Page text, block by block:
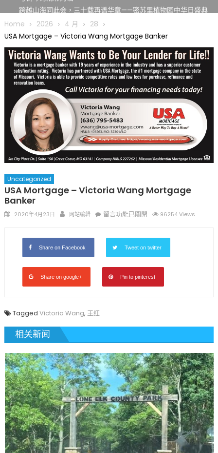
跨越山海同此会，三十载再谱华章——密苏里植物园中华日盛典
圆满举行
圣路易龙舟俱乐部5月16日龙舟体验日 邀请各界亲身体验划行乐
趣 + 水上竞速魅力
三十二载跨越时空的相逢
执掌密苏里植物园近四十年 致力推动全球植物多样性研究与中美
合作 Peter Raven 博士逝世 享年89岁
一晃三十年，初夏又相逢。中华日，等你来赴约 —— 密苏里植物
园“中华日三十周年特别报道（五）
筝声与琴韵交汇：刘励(Li Statler)与钢琴家Darek演绎一场古筝
与钢琴的精彩对话
Home 2026 4 月
28
USA Mortgage – Victoria Wang Mortgage Banker
Uncategorized
USA Mortgage – Victoria Wang Mortgage
Banker
Posted
2020年4月23日 Author
网站编辑
在
Victoria
Wang
Mortgage
留言功能已關閉 96254 Views
Share on Facebook Tweet on twitter
Share on google+ Pin to pinterest
Tagged Victoria Wang, 王红
相关新闻